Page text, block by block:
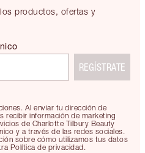
productos, ofertas y
Al enviar tu dirección de
recibir información de marketing
de Charlotte Tilbury Beauty
y a través de las redes sociales.
sobre cómo utilizamos tus datos
Política de privacidad.
REGÍSTRATE